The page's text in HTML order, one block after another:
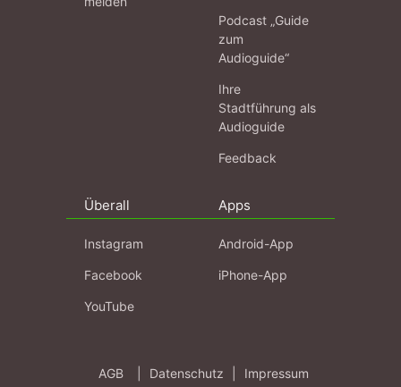
Podcast „Guide
zum
Audioguide“
Ihre
Stadtführung als
Audioguide
Feedback
Überall
Instagram
Facebook
YouTube
Apps
Android-App
iPhone-App
AGB Datenschutz Impressum